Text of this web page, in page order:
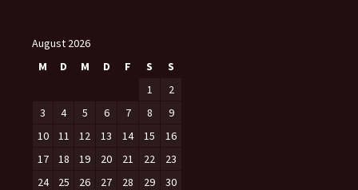
August 2026
M
D M D F S
S
1
2
3
4 5 6 7 8
9
10
11 12 13 14 15
16
17
18 19 20 21 22
23
24
25 26 27 28 29 30